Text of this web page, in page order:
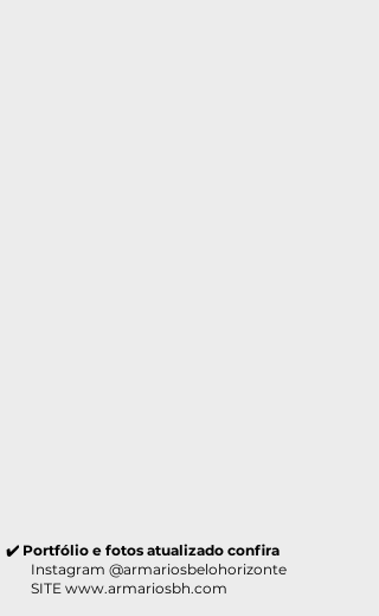
✔️ Portfólio e fotos atualizado confira
Instagram @armariosbelohorizonte
SITE www.armariosbh.com